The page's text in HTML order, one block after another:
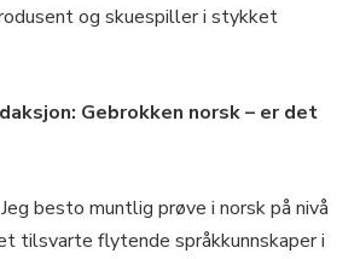
og skuespiller i stykket
Gebrokken norsk – er det
Jeg besto muntlig prøve i norsk på nivå
tilsvarte flytende språkkunnskaper i